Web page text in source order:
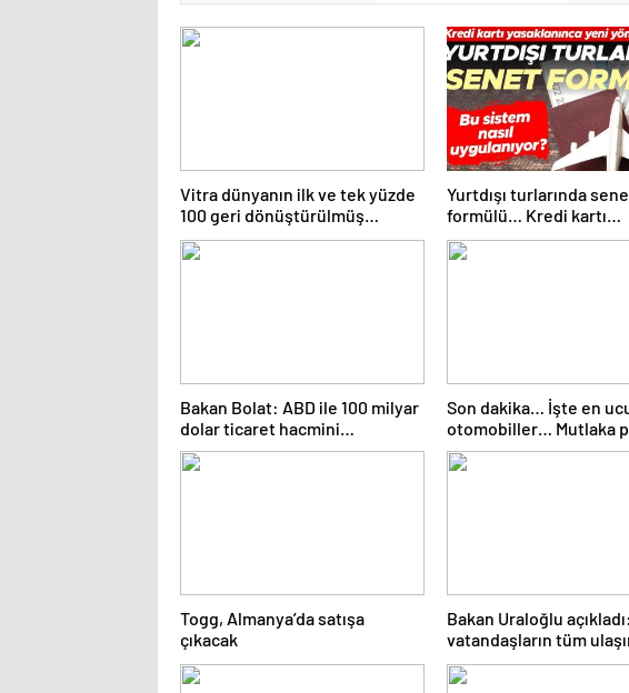
Vitra dünyanın ilk ve tek yüzde
100 geri dönüştürülmüş
seramik lavabosunu üretti: En
çevreci lavabo Türkiye’den
Yurtdışı turlarında
formülü… Kredi kartı
yasaklanınca yeni
çıktı
Bakan Bolat: ABD ile 100 milyar
dolar ticaret hacmini
gerçekleştirebiliriz
Son dakika… İşte en
otomobiller… Mutlaka
edin
Togg, Almanya’da satışa
çıkacak
Bakan Uraloğlu
vatandaşların tüm
ihtiyaçlarını